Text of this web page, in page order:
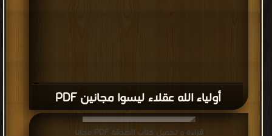
أولياء الله عقلاء ليسوا مجانين PDF
قراءة و تحميل كتاب الصدقة PDF مجانا